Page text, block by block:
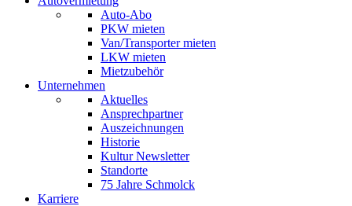
Auto-Abo
PKW mieten
Van/Transporter mieten
LKW mieten
Mietzubehör
Unternehmen
Aktuelles
Ansprechpartner
Auszeichnungen
Historie
Kultur Newsletter
Standorte
75 Jahre Schmolck
Karriere